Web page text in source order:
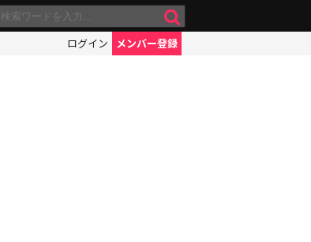
ログイン メンバー登録